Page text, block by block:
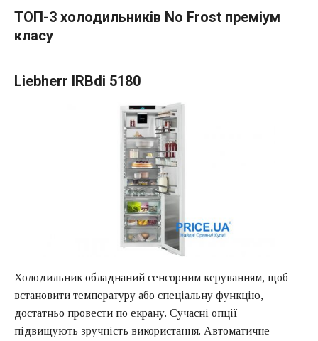
ТОП-3 холодильників No Frost преміум
класу
Liebherr IRBdi 5180
Холодильник обладнаний сенсорним керуванням, щоб
встановити температуру або спеціальну функцію,
достатньо провести по екрану. Сучасні опції
підвищують зручність використання. Автоматичне